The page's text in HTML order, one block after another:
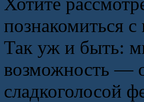
познакомиться с
Так уж и быть:
возможность —
сладкоголосой